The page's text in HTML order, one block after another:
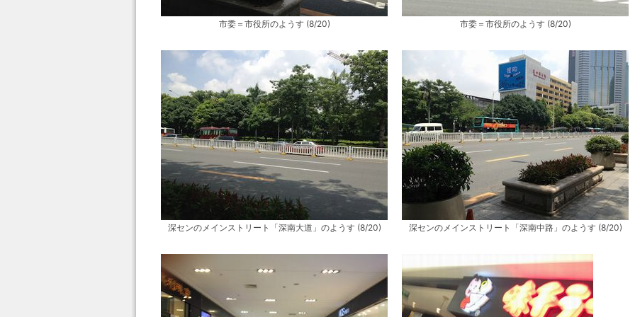
市委＝市役所のようす (8/20) 市委＝市役所のようす (8/20)
深センのメインストリート「深南大道」のようす (8/20) 深センのメインストリート「深南中路」のようす (8/20)